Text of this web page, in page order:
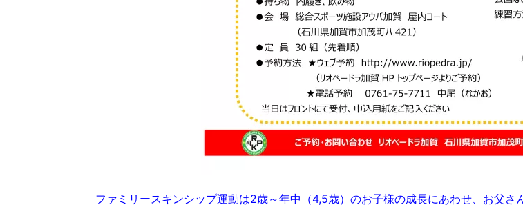
ファミリースキンシップ運動は2歳～年中（4,5歳）のお子様の成長にあわせ、お父